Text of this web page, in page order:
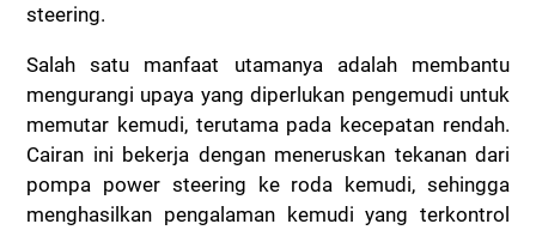
steering.
Salah satu manfaat utamanya adalah membantu
mengurangi upaya yang diperlukan pengemudi untuk
memutar kemudi, terutama pada kecepatan rendah.
Cairan ini bekerja dengan meneruskan tekanan dari
pompa power steering ke roda kemudi, sehingga
menghasilkan pengalaman kemudi yang terkontrol